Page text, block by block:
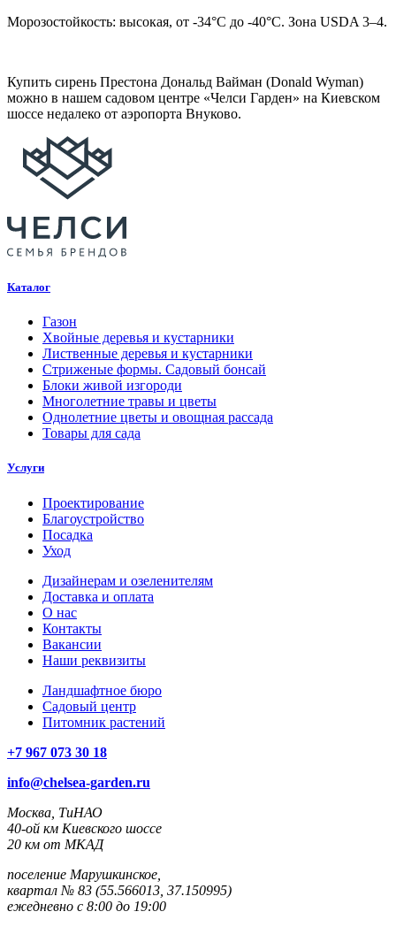
Морозостойкость: высокая, от -34°C до -40°C. Зона USDA 3–4.
Купить сирень Престона Дональд Вайман (Donald Wyman)
можно в нашем садовом центре «Челси Гарден» на Киевском
шоссе недалеко от аэропорта Внуково.
Каталог
Газон
Хвойные деревья и кустарники
Лиственные деревья и кустарники
Стриженые формы. Садовый бонсай
Блоки живой изгороди
Многолетние травы и цветы
Однолетние цветы и овощная рассада
Товары для сада
Услуги
Проектирование
Благоустройство
Посадка
Уход
Дизайнерам и озеленителям
Доставка и оплата
О нас
Контакты
Вакансии
Наши реквизиты
Ландшафтное бюро
Садовый центр
Питомник растений
+7 967 073 30 18
info@chelsea-garden.ru
Москва, ТиНАО
40-ой км Киевского шоссе
20 км от МКАД
поселение Марушкинское,
квартал № 83 (55.566013, 37.150995)
ежедневно с 8:00 до 19:00